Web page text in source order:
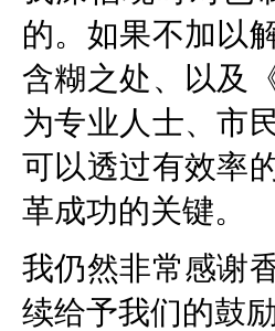
的。如果不加以
含糊之处、以及
为专业人士、市
可以透过有效率
革成功的关键。
我仍然非常感谢
续给予我们的鼓